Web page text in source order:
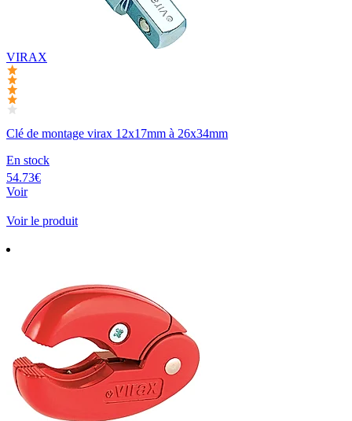
VIRAX
Clé de montage virax 12x17mm à 26x34mm
En stock
54.73€
Voir
Voir le produit